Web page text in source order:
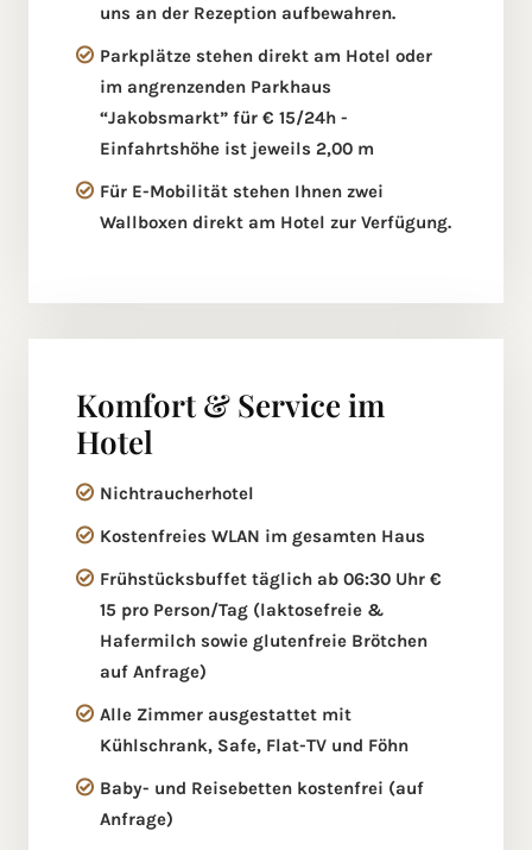
uns an der Rezeption aufbewahren.
Parkplätze stehen direkt am Hotel oder
im angrenzenden Parkhaus
“Jakobsmarkt” für € 15/24h -
Einfahrtshöhe ist jeweils 2,00 m
Für E-Mobilität stehen Ihnen zwei
Wallboxen direkt am Hotel zur Verfügung.
Komfort & Service im
Hotel
Nichtraucherhotel
Kostenfreies WLAN im gesamten Haus
Frühstücksbuffet täglich ab 06:30 Uhr €
15 pro Person/Tag (laktosefreie &
Hafermilch sowie glutenfreie Brötchen
auf Anfrage)
Alle Zimmer ausgestattet mit
Kühlschrank, Safe, Flat-TV und Föhn
Baby- und Reisebetten kostenfrei (auf
Anfrage)